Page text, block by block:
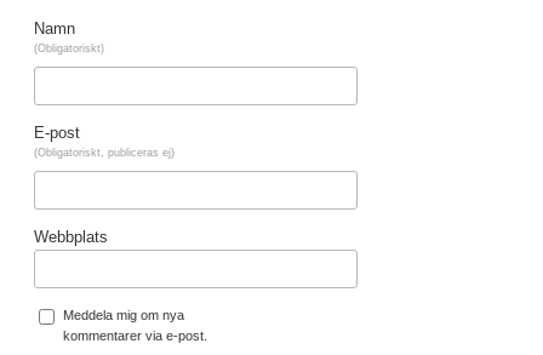
Namn
(Obligatoriskt)
E-post
(Obligatoriskt, publiceras ej)
Webbplats
Meddela mig om nya
kommentarer via e-post.